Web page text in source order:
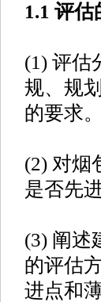
1.1 评
(1) 评估
规、规
的要求。
(2) 对烟
是否先
(3) 阐述
的评估
进点和